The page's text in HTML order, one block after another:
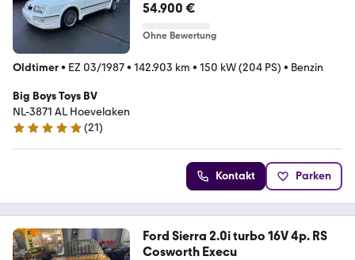
54.900 €
Ohne Bewertung
Oldtimer• EZ 03/1987• 142.903 km • 150 kW (204 PS) • Benzin
Big Boys Toys BV
NL-3871 AL Hoevelaken
5 Sterne
(21)
Kontakt Parken
Ford Sierra 2.0i turbo 16V 4p. RS
Cosworth Execu